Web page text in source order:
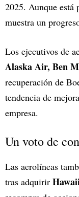
2025. Aunque está
muestra un
Los ejecutivos de
Alaska Air, Ben
recuperación de
tendencia de
empresa.
Un voto de
Las aerolíneas
tras adquirir